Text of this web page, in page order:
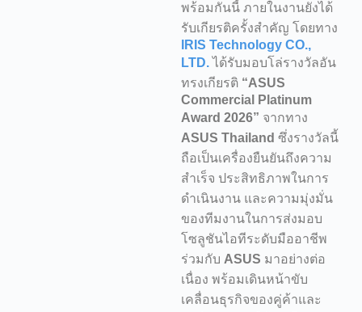
พร้อมกันนี้ ภายในงานยังได้
รับเกียรติครั้งสำคัญ โดยทาง
IRIS Technology CO.,
LTD.ได้รับมอบโล่รางวัลอัน
ทรงเกียรติ “ASUS
Commercial Platinum
Award 2026” จากทาง
ASUS Thailand ซึ่งรางวัลนี้
ถือเป็นเครื่องยืนยันถึงความ
สำเร็จ ประสิทธิภาพในการ
ดำเนินงาน และความมุ่งมั่น
ของทีมงานในการส่งมอบ
โซลูชันไอทีระดับมืออาชีพ
ร่วมกับ ASUS มาอย่างต่อ
เนื่อง พร้อมเดินหน้าขับ
เคลื่อนธุรกิจของคู่ค้าและ